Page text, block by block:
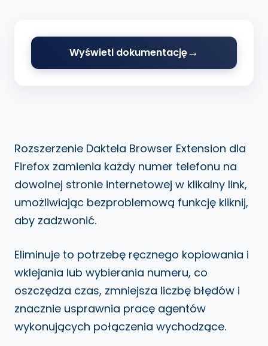
Rozszerzenie Daktela Browser Extension dla
Firefox zamienia każdy numer telefonu na
dowolnej stronie internetowej w klikalny link,
umożliwiając bezproblemową funkcję kliknij,
aby zadzwonić.
Eliminuje to potrzebę ręcznego kopiowania i
wklejania lub wybierania numeru, co
oszczędza czas, zmniejsza liczbę błędów i
znacznie usprawnia pracę agentów
wykonujących połączenia wychodzące.
Wyświetl dokumentację